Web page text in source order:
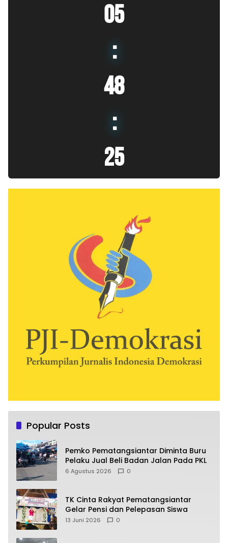
05
:
48
:
26
Popular Posts
Pemko Pematangsiantar Diminta Buru
Pelaku Jual Beli Badan Jalan Pada PKL
6 Agustus 2026 0
TK Cinta Rakyat Pematangsiantar
Gelar Pensi dan Pelepasan Siswa
13 Juni 2026 0